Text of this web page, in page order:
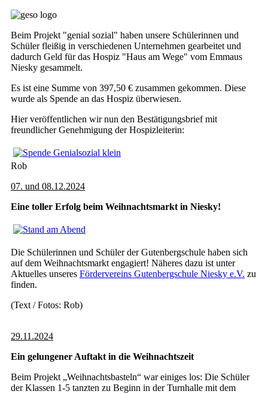
Beim Projekt "genial sozial" haben unsere Schülerinnen und
Schüler fleißig in verschiedenen Unternehmen gearbeitet und
dadurch Geld für das Hospiz "Haus am Wege" vom Emmaus
Niesky gesammelt.
Es ist eine Summe von 397,50 € zusammen gekommen. Diese
wurde als Spende an das Hospiz überwiesen.
Hier veröffentlichen wir nun den Bestätigungsbrief mit
freundlicher Genehmigung der Hospizleiterin:
Rob
07. und 08.12.2024
Eine toller Erfolg beim Weihnachtsmarkt in Niesky!
Die Schülerinnen und Schüler der Gutenbergschule haben sich
auf dem Weihnachtsmarkt engagiert! Näheres dazu ist unter
Aktuelles unseres Fördervereins Gutenbergschule Niesky e.V. zu
finden.
(Text / Fotos: Rob)
29.11.2024
Ein gelungener Auftakt in die Weihnachtszeit
Beim Projekt „Weihnachtsbasteln“ war einiges los: Die Schüler
der Klassen 1-5 tanzten zu Beginn in der Turnhalle mit dem